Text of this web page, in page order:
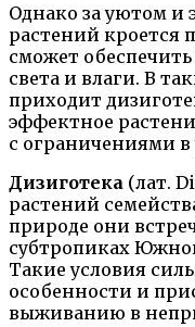
Однако за уютом и
растений кроется
сможет
света и влаги. В
приходит
эффектное
с ограничениями в
Дизиготека (лат.
растений
природе они
субтропиках
Такие условия
особенности и
выживанию в